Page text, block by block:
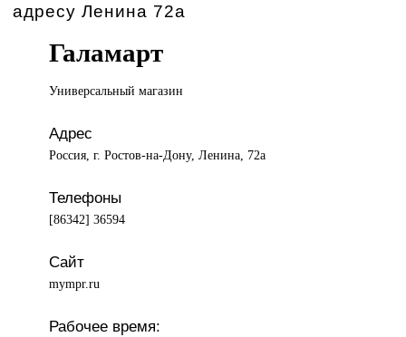
адресу Ленина 72а
Галамарт
Универсальный магазин
Адрес
Россия, г. Ростов-на-Дону, Ленина, 72а
Телефоны
[86342] 36594
Сайт
mympr.ru
Рабочее время: